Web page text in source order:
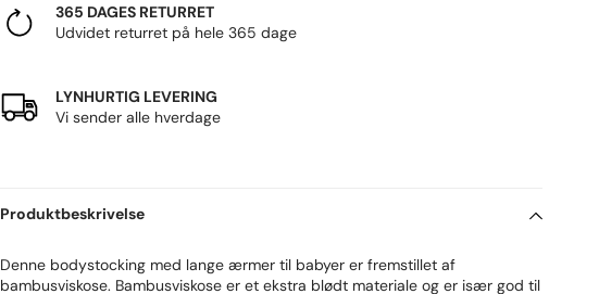
365 DAGES RETURRET
Udvidet returret på hele 365 dage
LYNHURTIG LEVERING
Vi sender alle hverdage
Produktbeskrivelse
Denne bodystocking med lange ærmer til babyer er fremstillet af
bambusviskose. Bambusviskose er et ekstra blødt materiale og er især god til